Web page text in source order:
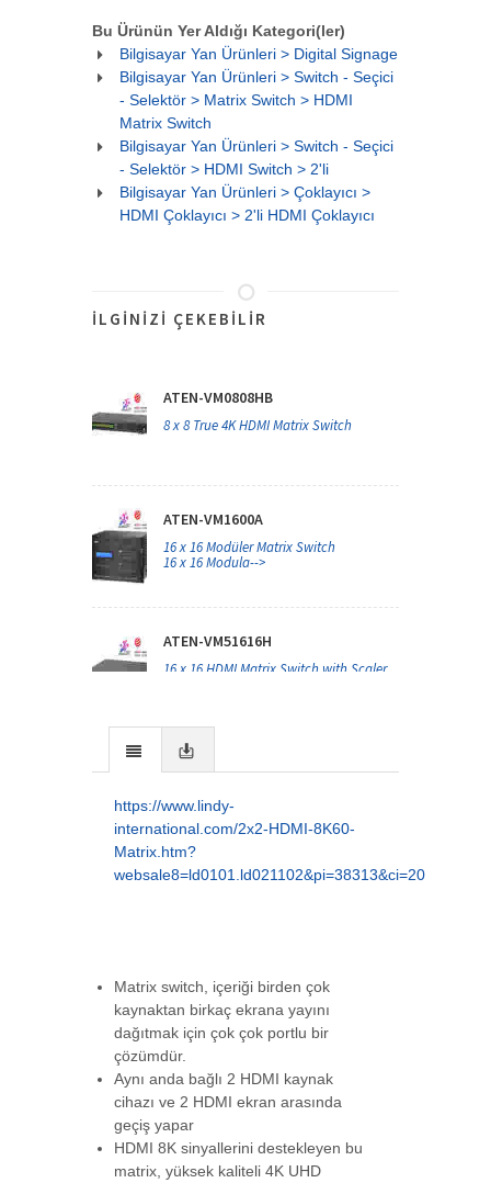
Bu Ürünün Yer Aldığı Kategori(ler)
Bilgisayar Yan Ürünleri > Digital Signage
Bilgisayar Yan Ürünleri > Switch - Seçici
- Selektör > Matrix Switch > HDMI
Matrix Switch
Bilgisayar Yan Ürünleri > Switch - Seçici
- Selektör > HDMI Switch > 2'li
Bilgisayar Yan Ürünleri > Çoklayıcı >
HDMI Çoklayıcı > 2'li HDMI Çoklayıcı
İLGINIZI ÇEKEBILIR
ATEN-VM0808HB
8 x 8 True 4K HDMI Matrix Switch
ATEN-VM1600A
16 x 16 Modüler Matrix Switch
16 x 16 Modula-->
ATEN-VM51616H
16 x 16 HDMI Matrix Switch with Scaler
ATEN-VM5404H
Arayüzlü -->
ATEN-VM5404HA
ATEN-VM6809H
8 x 9 4K HDMI Matrix Switch with Scaler
ATEN-VS0110HA
10-Port 4K HDMI Çoklayıcı
(10-Port 4K HDMI S-->
https://www.lindy-
international.com/2x2-HDMI-8K60-
Matrix.htm?
websale8=ld0101.ld021102&pi=38313&ci=20
Matrix switch, içeriği birden çok
kaynaktan birkaç ekrana yayını
dağıtmak için çok çok portlu bir
çözümdür.
Aynı anda bağlı 2 HDMI kaynak
cihazı ve 2 HDMI ekran arasında
geçiş yapar
HDMI 8K sinyallerini destekleyen bu
matrix, yüksek kaliteli 4K UHD